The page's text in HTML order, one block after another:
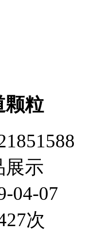
颗粒
展示
04-07
次